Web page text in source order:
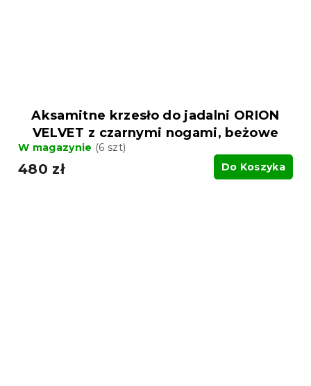
Aksamitne krzesło do jadalni ORION
VELVET z czarnymi nogami, beżowe
W magazynie (6 szt)
480 zł Do Koszyka